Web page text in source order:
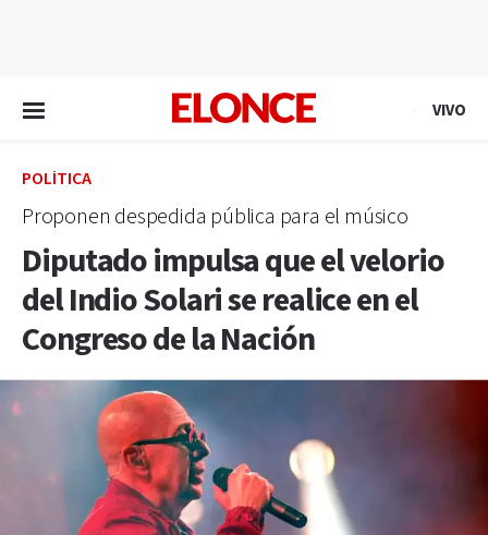
VIVO
POLÍTICA
Proponen despedida pública para el músico
Diputado impulsa que el velorio
del Indio Solari se realice en el
Congreso de la Nación